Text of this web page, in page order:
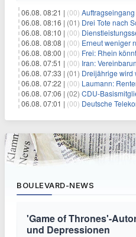
06.08. 08:21 | (00)
06.08. 08:16 | (01) Drei Tote nach
06.08. 08:10 | (00)
06.08. 08:08 | (00) Erneut weniger
06.08. 08:00 | (00) Frei: Rhein
06.08. 07:51 | (00) Iran: Vereinbarung
06.08. 07:33 | (01) Dreijährige wird
06.08. 07:22 | (00) Laumann:
06.08. 07:06 | (02) CDU-
06.08. 07:01 | (00) Deutsche
BOULEVARD-NEWS
'Game of Thrones'-
und Depressionen